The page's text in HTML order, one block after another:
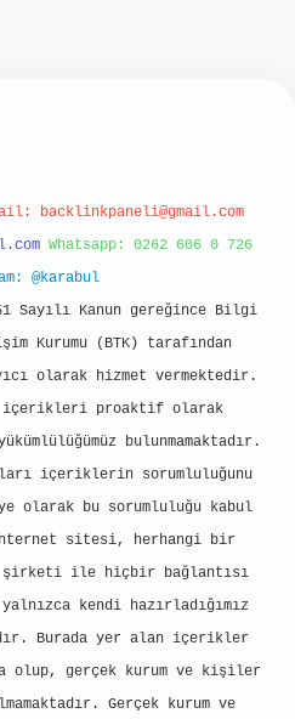
backlinkpaneli@gmail.com
Whatsapp: 0262 606 0 726
@karabul
Sayılı Kanun gereğince Bilgi
Kurumu (BTK) tarafından
olarak hizmet vermektedir.
içerikleri proaktif olarak
bulunmamaktadır.
içeriklerin sorumluluğunu
olarak bu sorumluluğu kabul
sitesi, herhangi bir
şirketi ile hiçbir bağlantısı
kendi hazırladığımız
Burada yer alan içerikler
olup, gerçek kurum ve kişiler
Gerçek kurum ve